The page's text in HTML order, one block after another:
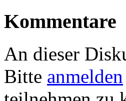
Kommentare
An dieser
Bitte anmelden